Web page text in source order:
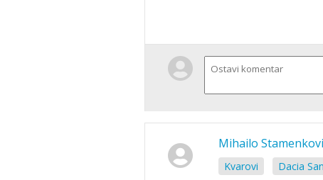
Mihailo
Kvarovi Dacia